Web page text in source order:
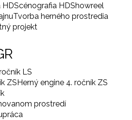
HDScénografia HDShowreel
Tvorba herného prostredia
projekt
LS
ZSHerný engine 4. ročník ZS
prostredí